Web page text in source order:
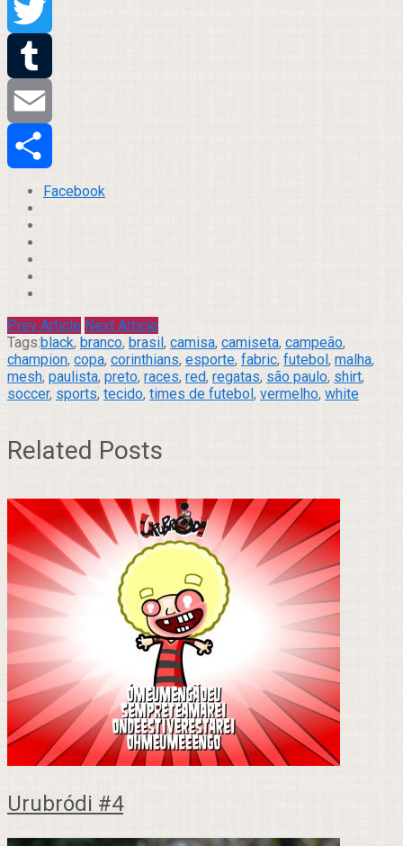
Pinterest
Twitter
Tumblr
Email
Compartilhar
Facebook
Prev Article Next Article
Tags:black, branco, brasil, camisa, camiseta, campeão,
champion, copa, corinthians, esporte, fabric, futebol, malha,
mesh, paulista, preto, races, red, regatas, são paulo, shirt,
soccer, sports, tecido, times de futebol, vermelho, white
Related Posts
Urubródi #4